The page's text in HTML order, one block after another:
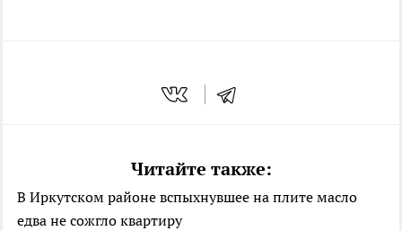
Читайте также:
В Иркутском районе вспыхнувшее на плите масло
едва не сожгло квартиру